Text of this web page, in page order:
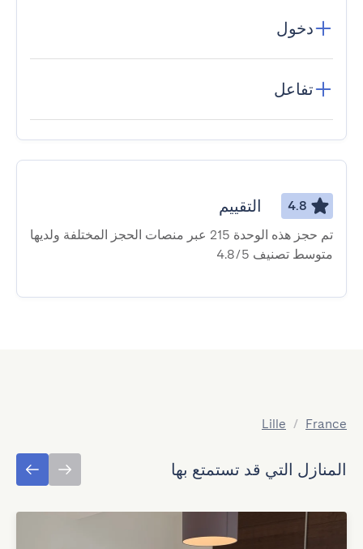
دخول
تفاعل
4.8 التقييم
تم حجز هذه الوحدة 215 عبر منصات الحجز المختلفة ولديها
متوسط ​​تصنيف 4.8/5
France
/
Lille
المنازل التي قد تستمتع بها